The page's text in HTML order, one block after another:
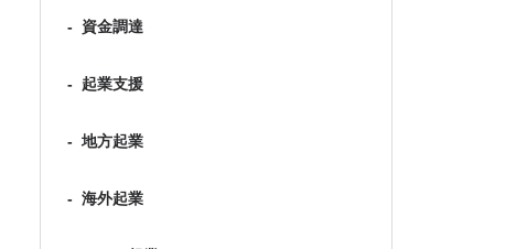
- 資金調達
- 起業支援
- 地方起業
- 海外起業